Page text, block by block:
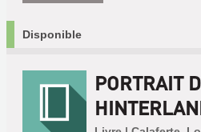
Disponible
PORTRAIT